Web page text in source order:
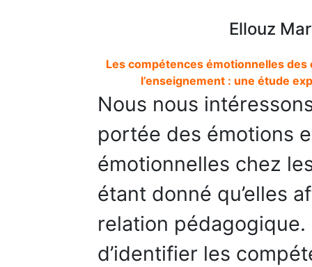
Ellouz
Les compétences émotionnelles
l’enseignement : une étude
Nous nous
portée des émotions
émotionnelles chez
étant donné qu’elles
relation
d’identifier les